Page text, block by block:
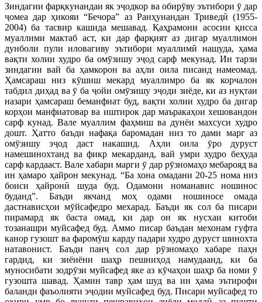
Зиндагии фарқкунандаи як эҷодкор ва обирӯву эътибори ӯ дар
ҷомеа дар ҳикояи “Бечора” аз Ранҳунандан Триведӣ (1955-
2004) ба тасвир кашида мешавад. Қаҳрамони асосии қисса
муаллими мактаб аст, ки дар фарқият аз дигар муаллимон
дунболи пули иловагиву эътибори муаллимӣ нашуда, ҳама
вақти холии худро ба омӯзишу эҷод сарф мекунад. Ин тарзи
зиндагии вай ба ҳамкорон ва аҳли оила писанд намеомад.
Ҳамсараш низ кӯшиш мекард муаллимро ба як корчалон
табдил диҳад ва ӯ ба ҷойи омӯзишу эҷоди зиёде, ки аз нуқтаи
назари ҳамсараш беманфиат буд, вақти холии худро ба дигар
корҳои манфиатовар ва иштирок дар маъракаҳои хешовандон
сарф кунад. Вале муаллим фаҳмиш ва дунёи махсуси худро
дошт. Ҳатто баъди нафақа баромадан низ то дами марг аз
омӯзишу эҷод даст накашид. Аҳли оила ӯро дуруст
намешинохтанд ва фикр мекарданд, вай умри худро беҳуда
сарф кардааст. Вале хабари марги ӯ дар рӯзномаҳо мебарояд ва
ин ҳамаро ҳайрон мекунад. “Ба хона омадани 20-25 нома низ
боиси ҳайронӣ шуда буд. Одамони номанавис ношинос
буданд”. Баъди якчанд моҳ одами ношиносе омада
дастнависҳои мӯйсафедро мехарад. Баъди як сол ба писари
пирамард як баста омад, ки дар он як нусхаи китоби
тозанашри муйсафед буд. Аммо писар баъдан мехонам гуфта
канор гузошт ва фаромӯш карду падари худро дуруст шинохта
натавонист. Баъди панҷ сол дар рӯзномаҳо хабаре паҳн
гардид, ки зиёиёни шаҳр пешниҳод намудаанд, ки ба
муносибати зодрӯзи муйсафед яке аз кӯчаҳои шаҳр ба номи ӯ
гузошта шавад. Ҳамин тавр ҳам шуд ва ин ҳама эътирофи
баланди фаъолияти эҷодии муйсафед буд. Писари муйсафед то